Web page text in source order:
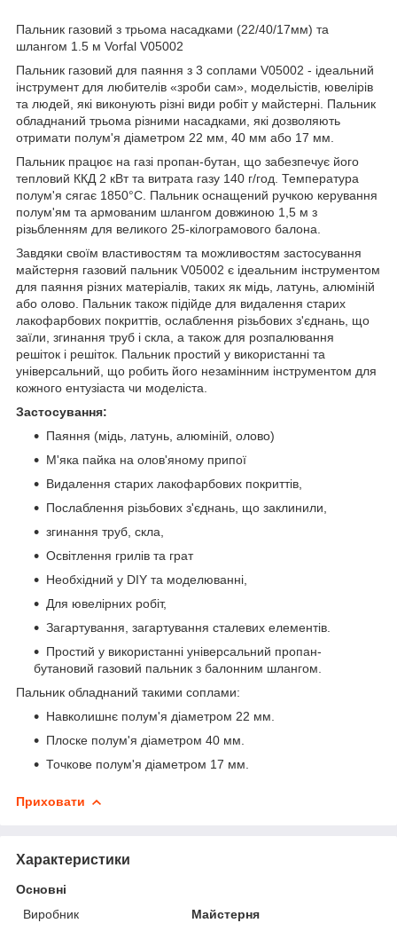
Пальник газовий з трьома насадками (22/40/17мм) та
шлангом 1.5 м Vorfal V05002
Пальник газовий для паяння з 3 соплами V05002 - ідеальний
інструмент для любителів «зроби сам», модельістів, ювелірів
та людей, які виконують різні види робіт у майстерні. Пальник
обладнаний трьома різними насадками, які дозволяють
отримати полум'я діаметром 22 мм, 40 мм або 17 мм.
Пальник працює на газі пропан-бутан, що забезпечує його
тепловий ККД 2 кВт та витрата газу 140 г/год. Температура
полум'я сягає 1850°С. Пальник оснащений ручкою керування
полум'ям та армованим шлангом довжиною 1,5 м з
різьбленням для великого 25-кілограмового балона.
Завдяки своїм властивостям та можливостям застосування
майстерня газовий пальник V05002 є ідеальним інструментом
для паяння різних матеріалів, таких як мідь, латунь, алюміній
або олово. Пальник також підійде для видалення старих
лакофарбових покриттів, ослаблення різьбових з'єднань, що
заїли, згинання труб і скла, а також для розпалювання
решіток і решіток. Пальник простий у використанні та
універсальний, що робить його незамінним інструментом для
кожного ентузіаста чи моделіста.
Застосування:
Паяння (мідь, латунь, алюміній, олово)
М'яка пайка на олов'яному припої
Видалення старих лакофарбових покриттів,
Послаблення різьбових з'єднань, що заклинили,
згинання труб, скла,
Освітлення грилів та грат
Необхідний у DIY та моделюванні,
Для ювелірних робіт,
Загартування, загартування сталевих елементів.
Простий у використанні універсальний пропан-
бутановий газовий пальник з балонним шлангом.
Пальник обладнаний такими соплами:
Навколишнє полум'я діаметром 22 мм.
Плоске полум'я діаметром 40 мм.
Точкове полум'я діаметром 17 мм.
Приховати
Характеристики
Основні
Виробник
Майстерня